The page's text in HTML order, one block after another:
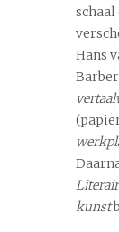
Hans
kunst